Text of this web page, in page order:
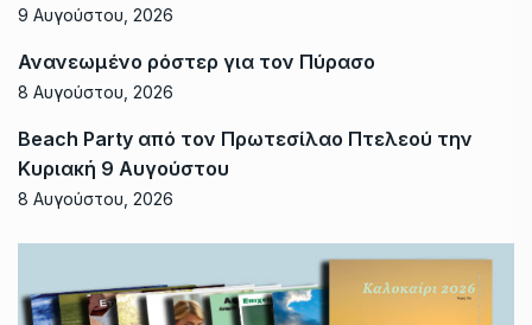
9 Αυγούστου, 2026
Ανανεωμένο ρόστερ για τον Πύρασο
8 Αυγούστου, 2026
Beach Party από τον Πρωτεσίλαο Πτελεού την
Κυριακή 9 Αυγούστου
8 Αυγούστου, 2026